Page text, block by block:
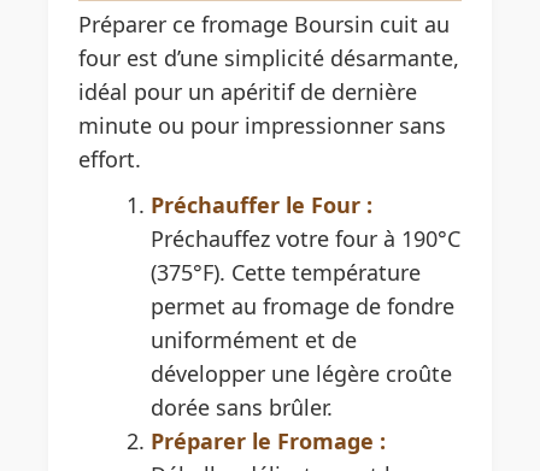
Préparer ce fromage Boursin cuit au
four est d’une simplicité désarmante,
idéal pour un apéritif de dernière
minute ou pour impressionner sans
effort.
Préchauffer le Four :
Préchauffez votre four à 190°C
(375°F). Cette température
permet au fromage de fondre
uniformément et de
développer une légère croûte
dorée sans brûler.
Préparer le Fromage :